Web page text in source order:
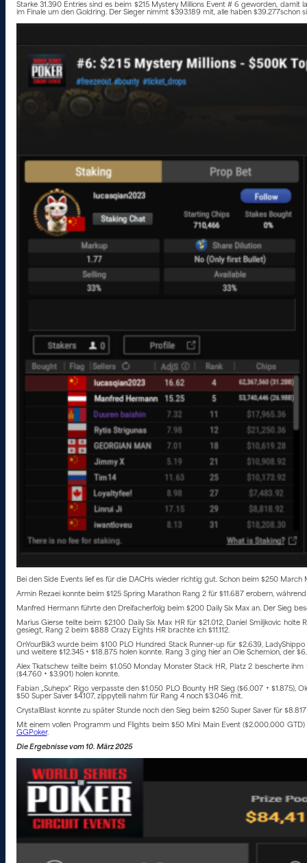
Starke 31.390 Entries sind es beim $215 Mystery Millions Event # 6 geworden,
im Finale um den Goldring. Der Sieger nimmt $393.189 mit, alle haben $39.277schon
Bei den Side Events lief es für die DACHs wieder richtig gut. Schon beim $250
Armin Rezaei konnte beim $125 Spring Marathon Rang 2 für $11.687 erobern,
Manfred Hermann führte den Dreifacherfolg beim $200 Daily Six Max an. Der Sieg
Marius Gierse teilte beim $2.100 Daily Six Max HR für $21.012, Daniel Smiljkovic
gesiegt, Rang 2 beim $888 Crazy Eights HR brachte ich $11.112.
OnYourBik3 wurde beim $100 PLO Hundred Stack Runner-up für $2.639,
und weitere $12.345 + $18.875 holen konnte. Rang 3 ging hier an Ole Schemion, der
Alex Tkatschew teilte beim $1.050 Monday Monster Stack HR, Platz 2 bescherte
($4.760 + $3.901) holen konnte.
Fabian „Suhepx“ Rigo verpasste den $1.050 PLO Bounty HR Sieg ($6.007 +
$50 Super Saver $4.107, zippytelli nahm für Rang 4 noch $3.046 mit.
CrystalBlast konnte zu später Stunde noch den Sieg beim $250 Super Saver für $8.817
Mit einem vollen Programm und Flights beim $50 Mini Main Event ($2.000.000
GGPoker.
Die Ergebnisse vom 10. März 2025